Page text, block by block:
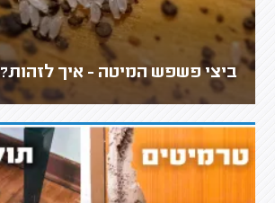
ביצי פשפש המיטה - איך לזהות?